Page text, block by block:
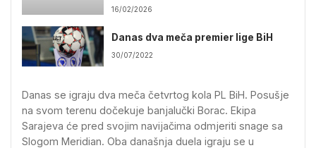
16/02/2026
Danas dva meča premier lige BiH
30/07/2022
Danas se igraju dva meča četvrtog kola PL BiH. Posušje
na svom terenu dočekuje banjalučki Borac. Ekipa
Sarajeva će pred svojim navijačima odmjeriti snage sa
Slogom Meridian. Oba današnja duela igraju se u